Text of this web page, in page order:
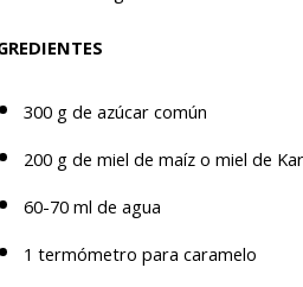
300 g de azúcar común
200 g de miel de maíz o miel de
60-70 ml de agua
1 termómetro para caramelo